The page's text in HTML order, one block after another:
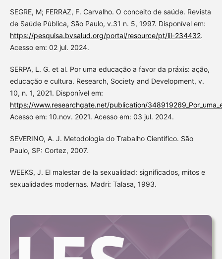
SEGRE, M; FERRAZ, F. Carvalho. O conceito de saúde. Revista
de Saúde Pública, São Paulo, v.31 n. 5, 1997. Disponível em:
https://pesquisa.bvsalud.org/portal/resource/pt/lil-234432.
Acesso em: 02 jul. 2024.
SERPA, L. G. et al. Por uma educação a favor da práxis: ação,
educação e cultura. Research, Society and Development, v.
10, n. 1, 2021. Disponível em:
https://www.researchgate.net/publication/
Acesso em: 10.nov. 2021. Acesso em: 03 jul. 2024.
SEVERINO, A. J. Metodologia do Trabalho Científico. São
Paulo, SP: Cortez, 2007.
WEEKS, J. El malestar de la sexualidad: significados, mitos e
sexualidades modernas. Madri: Talasa, 1993.